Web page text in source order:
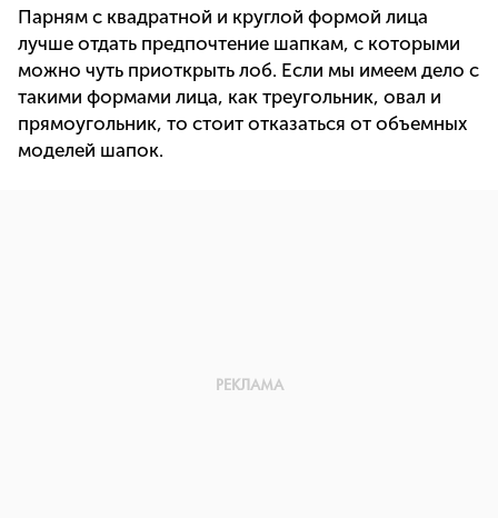
Парням с квадратной и круглой формой лица
лучше отдать предпочтение шапкам, с которыми
можно чуть приоткрыть лоб. Если мы имеем дело с
такими формами лица, как треугольник, овал и
прямоугольник, то стоит отказаться от объемных
моделей шапок.